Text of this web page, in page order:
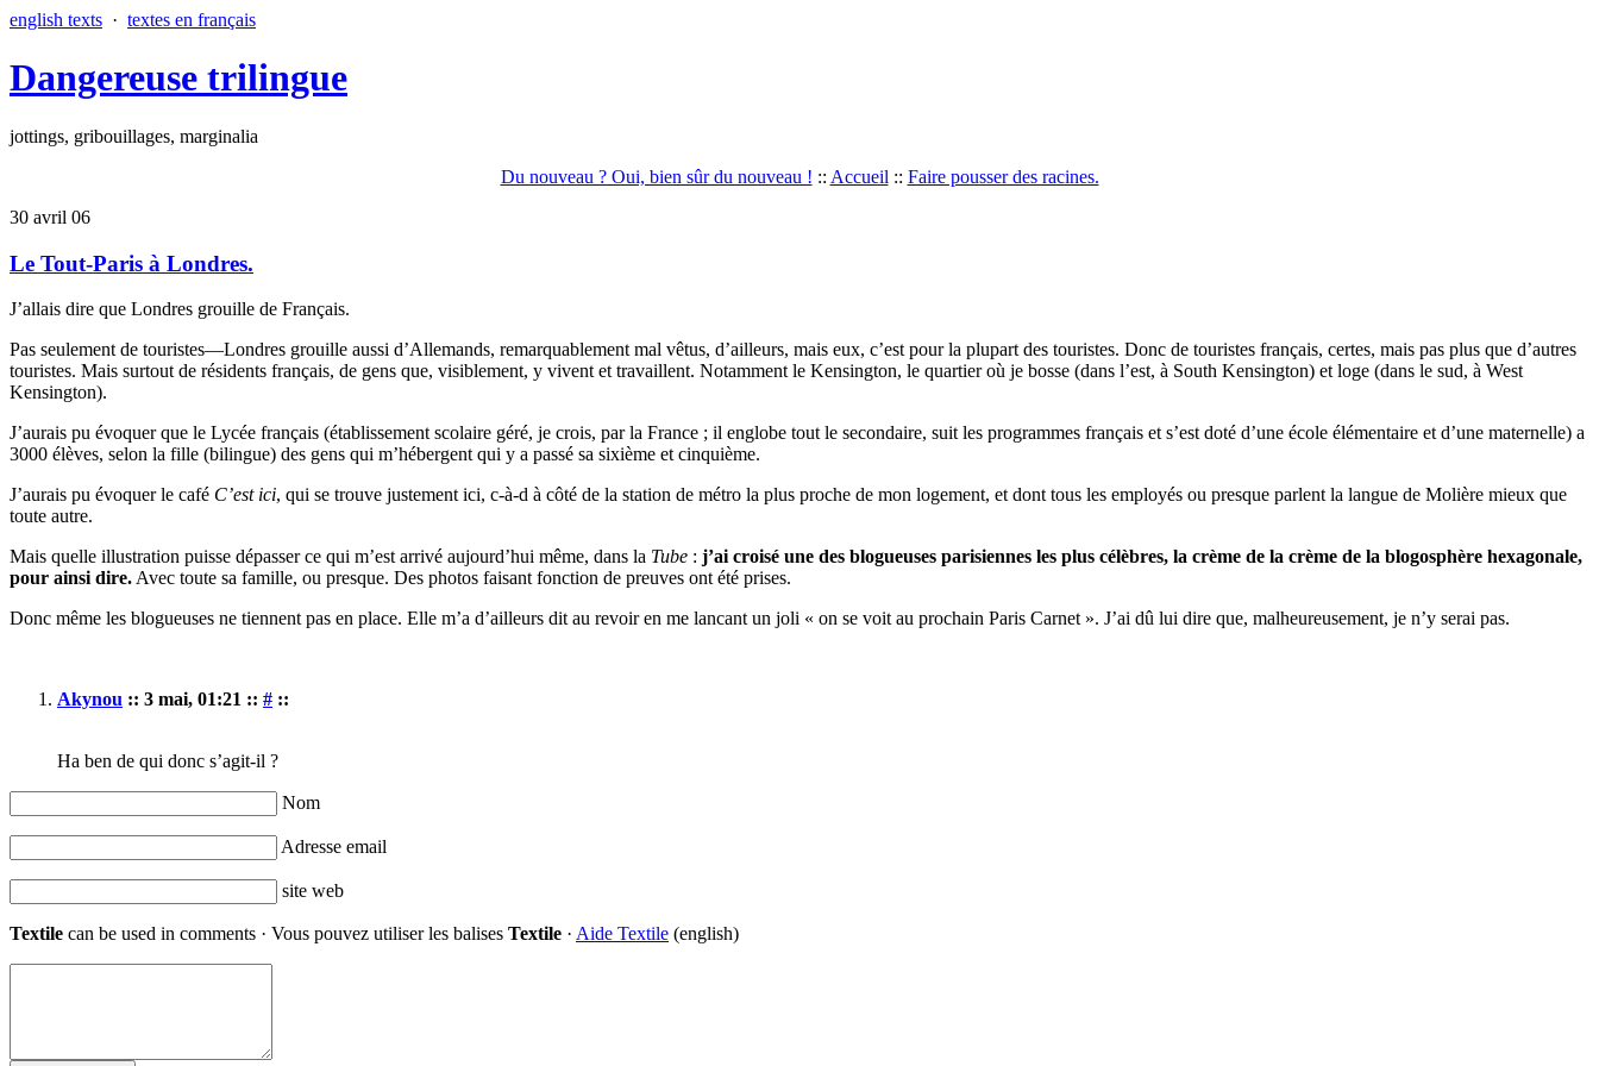
english texts · textes en français
Dangereuse trilingue
jottings, gribouillages, marginalia
Du nouveau ? Oui, bien sûr du nouveau ! :: Accueil :: Faire pousser des racines.
30 avril 06
Le Tout-Paris à Londres.
J’allais dire que Londres grouille de Français.
Pas seulement de touristes—Londres grouille aussi d’Allemands, remarquablement mal vêtus, d’ailleurs, mais eux, c’est pour la plupart des touristes. Donc de touristes français, certes, mais pas plus que d’autres
touristes. Mais surtout de résidents français, de gens que, visiblement, y vivent et travaillent. Notamment le Kensington, le quartier où je bosse (dans l’est, à South Kensington) et loge (dans le sud, à West
Kensington).
J’aurais pu évoquer que le Lycée français (établissement scolaire géré, je crois, par la France ; il englobe tout le secondaire, suit les programmes français et s’est doté d’une école élémentaire et d’une maternelle) a
3000 élèves, selon la fille (bilingue) des gens qui m’hébergent qui y a passé sa sixième et cinquième.
J’aurais pu évoquer le café C’est ici, qui se trouve justement ici, c-à-d à côté de la station de métro la plus proche de mon logement, et dont tous les employés ou presque parlent la langue de Molière mieux que
toute autre.
Mais quelle illustration puisse dépasser ce qui m’est arrivé aujourd’hui même, dans la Tube : j’ai croisé une des blogueuses parisiennes les plus célèbres, la crème de la crème de la blogosphère hexagonale,
pour ainsi dire. Avec toute sa famille, ou presque. Des photos faisant fonction de preuves ont été prises.
Donc même les blogueuses ne tiennent pas en place. Elle m’a d’ailleurs dit au revoir en me lancant un joli « on se voit au prochain Paris Carnet ». J’ai dû lui dire que, malheureusement, je n’y serai pas.
Akynou :: 3 mai, 01:21 :: # ::
Ha ben de qui donc s’agit-il ?
Nom
Adresse email
site web
Textile can be used in comments · Vous pouvez utiliser les balises Textile · Aide Textile (english)